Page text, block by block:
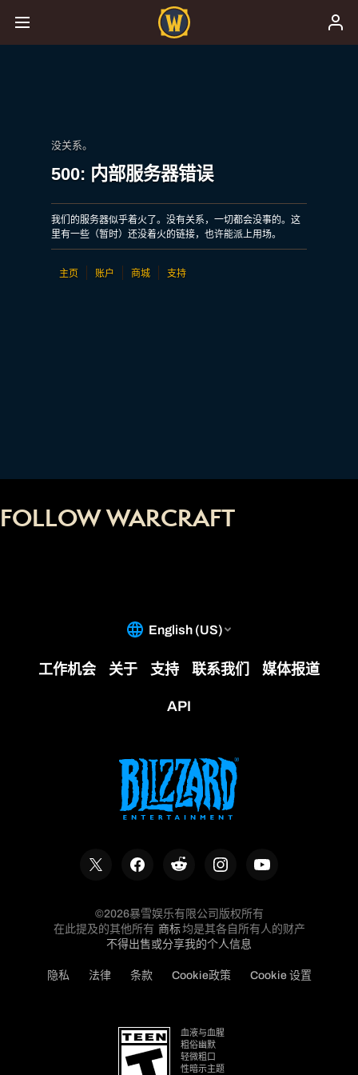
没关系。
500: 内部服务器错误
我们的服务器似乎着火了。没有关系，一切都会没事的。这
里有一些（暂时）还没着火的链接，也许能派上用场。
主页 账户 商城 支持
FOLLOW WARCRAFT